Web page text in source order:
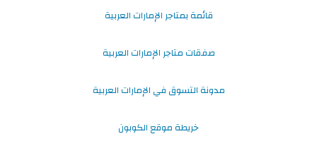
قائمة بمتاجر الإمارات العربية
صفقات متاجر الإمارات العربية
مدونة التسوق في الإمارات العربية
خريطة موقع الكوبون